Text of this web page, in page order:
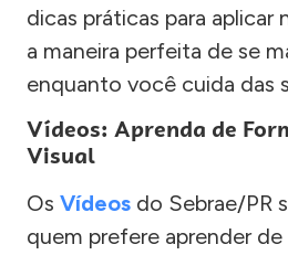
dicas práticas para aplicar
a maneira perfeita de se
enquanto você cuida das
Vídeos: Aprenda de
Visual
Os Vídeos do Sebrae/PR
quem prefere aprender de